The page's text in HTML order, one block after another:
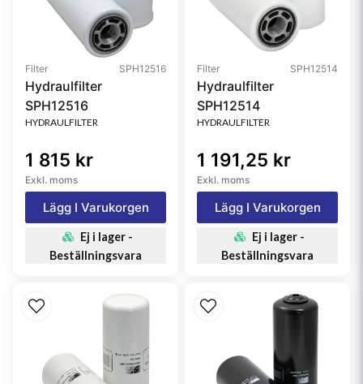
Filter SPH12516
Hydraulfilter
SPH12516
HYDRAULFILTER
1 815 kr
Exkl. moms
Lägg I Varukorgen
Ej i lager -
Beställningsvara
Filter SPH12514
Hydraulfilter
SPH12514
HYDRAULFILTER
1 191,25 kr
Exkl. moms
Lägg I Varukorgen
Ej i lager -
Beställningsvara